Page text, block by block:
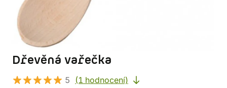
Dřevěná vařečka
5 (1 hodnocení)